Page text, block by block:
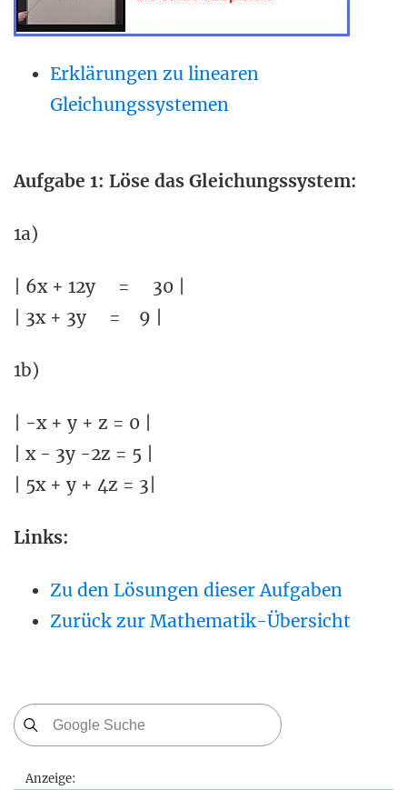
Erklärungen zu linearen
Gleichungssystemen
Aufgabe 1: Löse das Gleichungssystem:
1a)
| 6x + 12y = 30 |
| 3x + 3y = 9 |
1b)
| -x + y + z = 0 |
| x - 3y -2z = 5 |
| 5x + y + 4z = 3|
Links:
Zu den Lösungen dieser Aufgaben
Zurück zur Mathematik-Übersicht
Anzeige: